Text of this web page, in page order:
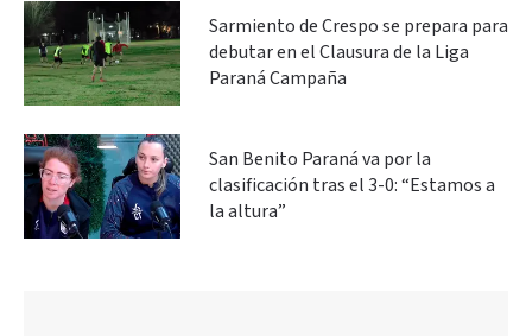
Sarmiento de Crespo se prepara para
debutar en el Clausura de la Liga
Paraná Campaña
San Benito Paraná va por la
clasificación tras el 3-0: “Estamos a
la altura”